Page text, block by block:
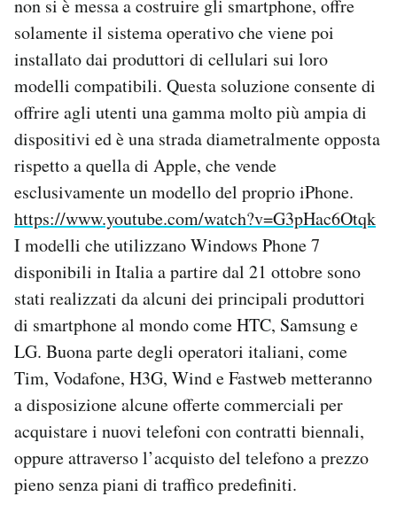
non si è messa a costruire gli smartphone, offre
solamente il sistema operativo che viene poi
installato dai produttori di cellulari sui loro
modelli compatibili. Questa soluzione consente di
offrire agli utenti una gamma molto più ampia di
dispositivi ed è una strada diametralmente opposta
rispetto a quella di Apple, che vende
esclusivamente un modello del proprio iPhone.
https://www.youtube.com/watch?v=G3pHac6Otqk
I modelli che utilizzano Windows Phone 7
disponibili in Italia a partire dal 21 ottobre sono
stati realizzati da alcuni dei principali produttori
di smartphone al mondo come HTC, Samsung e
LG. Buona parte degli operatori italiani, come
Tim, Vodafone, H3G, Wind e Fastweb metteranno
a disposizione alcune offerte commerciali per
acquistare i nuovi telefoni con contratti biennali,
oppure attraverso l’acquisto del telefono a prezzo
pieno senza piani di traffico predefiniti.